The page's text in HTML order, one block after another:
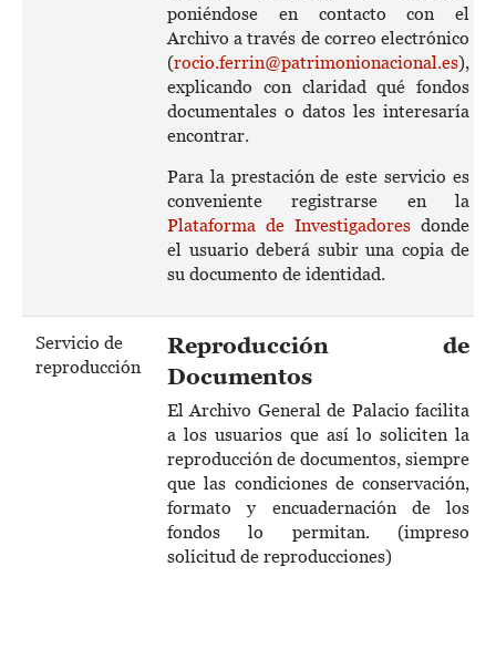
poniéndose en contacto con el
Archivo a través de correo electrónico
(rocio.ferrin@patrimonionacional.es),
explicando con claridad qué fondos
documentales o datos les interesaría
encontrar.
Para la prestación de este servicio es
conveniente registrarse en la
Plataforma de Investigadores donde
el usuario deberá subir una copia de
su documento de identidad.
Servicio de
reproducción
Reproducción de
Documentos
El Archivo General de Palacio facilita
a los usuarios que así lo soliciten la
reproducción de documentos, siempre
que las condiciones de conservación,
formato y encuadernación de los
fondos lo permitan. (impreso
solicitud de reproducciones)